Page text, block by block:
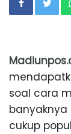
soal cara
banyaknya
cukup